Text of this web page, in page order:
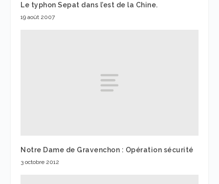
Le typhon Sepat dans l’est de la Chine.
19 août 2007
Notre Dame de Gravenchon : Opération sécurité
3 octobre 2012